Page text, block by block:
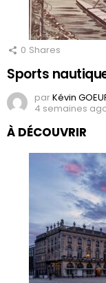
0 Shares
Sports
parKévin
4 semaines
À DÉCOUVRIR